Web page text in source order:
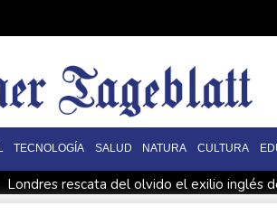
TECNOLOGÍA SALUD NATURA CULTURA
Londres rescata del olvido el exilio inglés